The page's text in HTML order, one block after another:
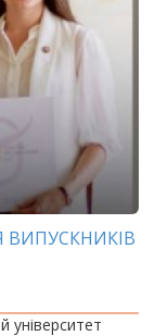
університет